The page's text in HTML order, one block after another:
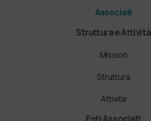
Associati
Struttura e Attività
Mission
Struttura
Attività